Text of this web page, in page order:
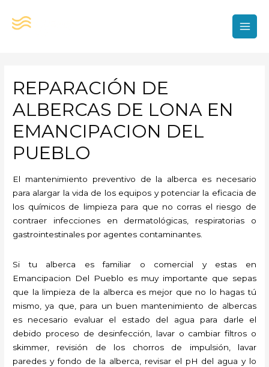
REPARACIÓN DE
ALBERCAS DE LONA EN
EMANCIPACION DEL
PUEBLO
El mantenimiento preventivo de la alberca es necesario
para alargar la vida de los equipos y potenciar la eficacia de
los químicos de limpieza para que no corras el riesgo de
contraer infecciones en dermatológicas, respiratorias o
gastrointestinales por agentes contaminantes.
Si tu alberca es familiar o comercial y estas en
Emancipacion Del Pueblo es muy importante que sepas
que la limpieza de la alberca es mejor que no lo hagas tú
mismo, ya que, para un buen mantenimiento de albercas
es necesario evaluar el estado del agua para darle el
debido proceso de desinfección, lavar o cambiar filtros o
skimmer, revisión de los chorros de impulsión, lavar
paredes y fondo de la alberca, revisar el pH del agua y lo